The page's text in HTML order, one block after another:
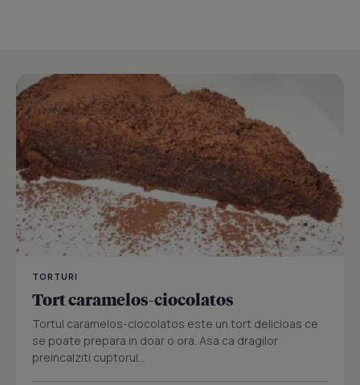
TORTURI
Tort caramelos-ciocolatos
Tortul caramelos-ciocolatos este un tort delicioas ce
se poate prepara in doar o ora. Asa ca dragilor
preincalziti cuptorul...